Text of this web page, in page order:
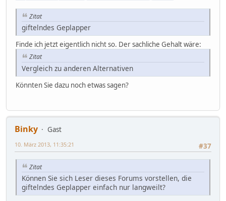
Zitat
giftelndes Geplapper
Finde ich jetzt eigentlich nicht so. Der sachliche Gehalt wäre:
Zitat
Vergleich zu anderen Alternativen
Könnten Sie dazu noch etwas sagen?
Binky
Gast
#37
10. März 2013, 11:35:21
Zitat
Können Sie sich Leser dieses Forums vorstellen, die
giftelndes Geplapper einfach nur langweilt?